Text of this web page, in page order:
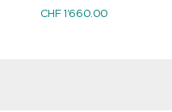
CHF 1'660.00